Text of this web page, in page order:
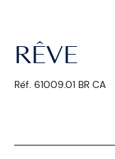
RÊVE
Réf. 61009.01 BR CA